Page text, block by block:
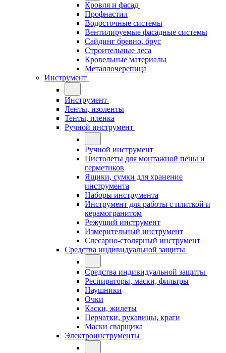
Кровля и фасад
Профнастил
Водосточные системы
Вентилируемые фасадные системы
Сайдинг бревно, брус
Строительные леса
Кровельные материалы
Металлочерепица
Инструмент
Инструмент
Ленты, изоленты
Тенты, пленка
Ручной инструмент
Ручной инструмент
Пистолеты для монтажной пены и
герметиков
Ящики, сумки для хранение
инструмента
Наборы инструмента
Инструмент для работы с плиткой и
керамогранитом
Режущий инструмент
Измерительный инструмент
Слесарно-столярный инструмент
Средства индивидуальной защиты
Средства индивидуальной защиты
Респираторы, маски, фильтры
Наушники
Очки
Каски, жилеты
Перчатки, рукавицы, краги
Маски сварщика
Электроинструменты